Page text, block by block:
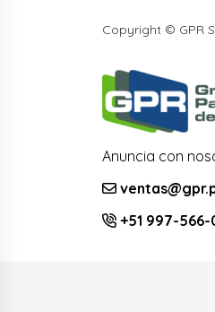
Copyright © GPR
Anuncia con
+51 997-566-